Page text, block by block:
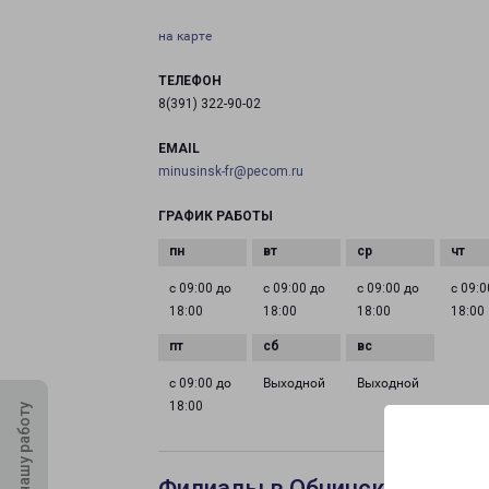
на карте
ТЕЛЕФОН
8(391) 322-90-02
EMAIL
minusinsk-fr@pecom.ru
ГРАФИК РАБОТЫ
с 09:00 до
18:00
с 09:00 до
18:00
с 09:00 до
18:00
с
18:00
с 09:00 до
18:00
Выходной Выходной